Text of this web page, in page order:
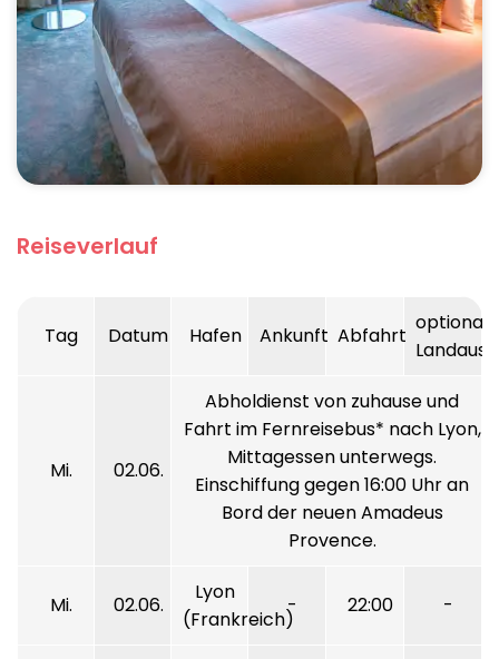
Reiseverlauf
Tag Datum Hafen Ankunft Abfahrt
optionale
Mi. 02.06.
Abholdienst von zuhause und
Fahrt im Fernreisebus* nach Lyon,
Mittagessen unterwegs.
Einschiffung gegen 16:00 Uhr an
Bord der neuen Amadeus
Provence.
Mi. 02.06.
Lyon
(Frankreich)
- 22:00 -